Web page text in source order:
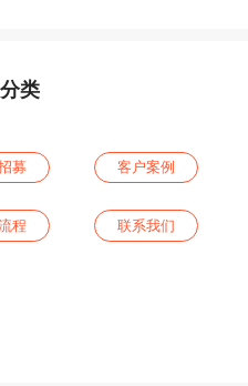
类
募 客户案例
程 联系我们